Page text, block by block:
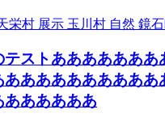
栄村 展示 玉川村 自然 鏡
テストあああああああ
ああああああああああ
ああああああ